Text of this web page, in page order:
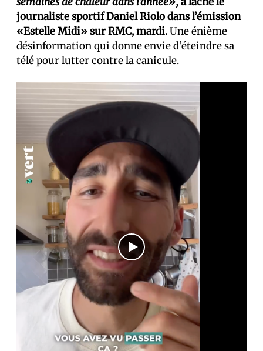
journaliste sportif Daniel Riolo dans l’émission
«Estelle Midi» sur RMC, mardi.Une énième
désinformation qui donne envie d’éteindre sa
télé pour lutter contre la canicule.